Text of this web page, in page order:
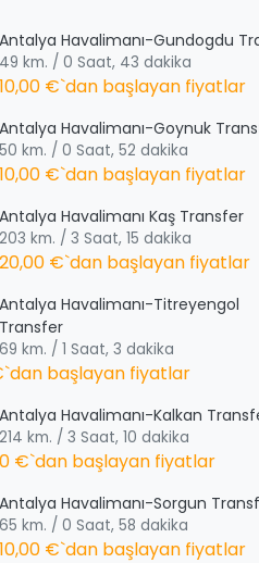
Antalya Havalimanı-Gundogdu
49 km. / 0 Saat, 43 dakika
10,00 €`dan başlayan fiyatlar
Antalya Havalimanı-Goynuk
50 km. / 0 Saat, 52 dakika
10,00 €`dan başlayan fiyatlar
Antalya Havalimanı Kaş Transfer
203 km. / 3 Saat, 15 dakika
20,00 €`dan başlayan fiyatlar
Antalya Havalimanı-Titreyengol
Transfer
69 km. / 1 Saat, 3 dakika
`dan başlayan fiyatlar
Antalya Havalimanı-Kalkan
214 km. / 3 Saat, 10 dakika
0 €`dan başlayan fiyatlar
Antalya Havalimanı-Sorgun
65 km. / 0 Saat, 58 dakika
10,00 €`dan başlayan fiyatlar